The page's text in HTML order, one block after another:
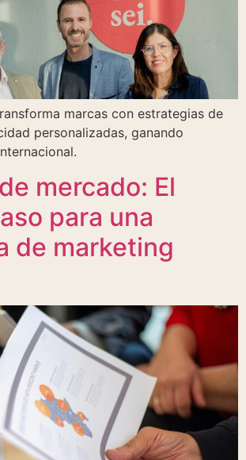
marcas con estrategias de
personalizadas, ganando
mercado: El
para una
de marketing